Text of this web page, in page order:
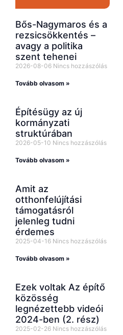
Bős-Nagymaros és a
rezsicsökkentés –
avagy a politika
szent tehenei
2026-08-06 Nincs hozzászólás
Tovább olvasom »
Építésügy az új
kormányzati
struktúrában
2026-05-10 Nincs hozzászólás
Tovább olvasom »
Amit az
otthonfelújítási
támogatásról
jelenleg tudni
érdemes
2025-04-16 Nincs hozzászólás
Tovább olvasom »
Ezek voltak Az építő
közösség
legnézettebb videói
2024-ben (2. rész)
2025-02-26 Nincs hozzászólás